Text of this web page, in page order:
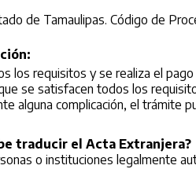
de Tamaulipas. Código de
los requisitos y se realiza el
se satisfacen todos los
alguna complicación, el trámite
traducir el Acta Extranjera?
o instituciones legalmente